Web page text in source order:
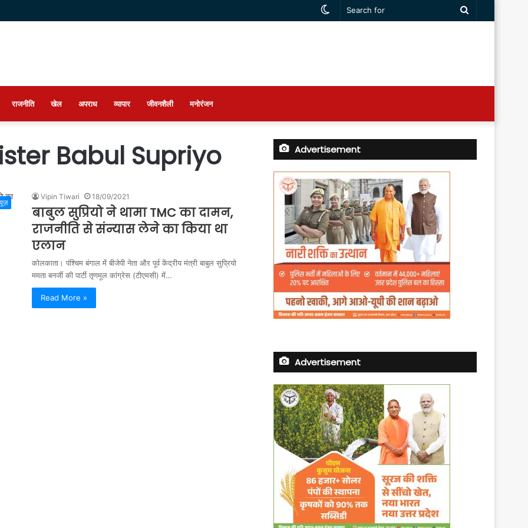
Search
Switch
राजनीति खेल अपराध व्यापार जीवनशैली मनोरंजन
Babul Supriyo
Vipin Tiwari 18/09/2021
बाबुल सुप्रियो ने थामा TMC का दामन,
राजनीति से संन्यास लेने का किया था
एलान
कोलकाता। पंश्चिम बंगाल में बीजेपी नेता और पूर्व केंद्रीय मंत्री बाबुल सुप्रियो
ममता बनर्जी की पार्टी तृणमूल कांग्रेस (टीएमसी) में…
Read More »
Advertisement
Advertisement